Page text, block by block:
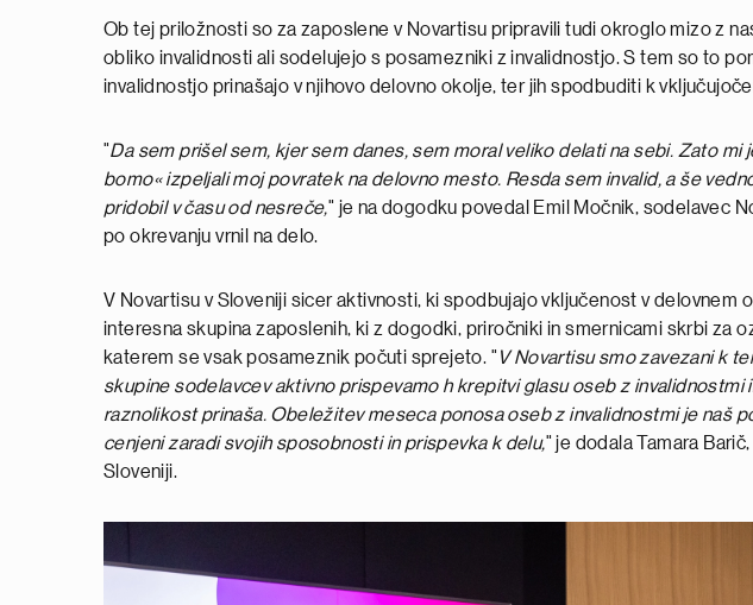
Ob tej priložnosti so za zaposlene v Novartisu pripravili tudi okroglo mizo z
obliko invalidnosti ali sodelujejo s posamezniki z invalidnostjo. S tem so to
invalidnostjo prinašajo v njihovo delovno okolje, ter jih spodbuditi k
"Da sem prišel sem, kjer sem danes, sem moral veliko delati na sebi. Zato
bomo« izpeljali moj povratek na delovno mesto. Resda sem invalid, a še
pridobil v času od nesreče," je na dogodku povedal Emil Močnik, sodelavec
po okrevanju vrnil na delo.
V Novartisu v Sloveniji sicer aktivnosti, ki spodbujajo vključenost v
interesna skupina zaposlenih, ki z dogodki, priročniki in smernicami skrbi za
katerem se vsak posameznik počuti sprejeto. " V Novartisu smo zavezani k
skupine sodelavcev aktivno prispevamo h krepitvi glasu oseb z
raznolikost prinaša. Obeležitev meseca ponosa oseb z invalidnostmi je naš
cenjeni zaradi svojih sposobnosti in prispevka k delu," je dodala Tamara
Sloveniji.